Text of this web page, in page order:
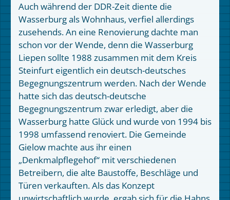
Auch während der DDR-Zeit diente die
Wasserburg als Wohnhaus, verfiel allerdings
zusehends. An eine Renovierung dachte man
schon vor der Wende, denn die Wasserburg
Liepen sollte 1988 zusammen mit dem Kreis
Steinfurt eigentlich ein deutsch-deutsches
Begegnungszentrum werden. Nach der Wende
hatte sich das deutsch-deutsche
Begegnungszentrum zwar erledigt, aber die
Wasserburg hatte Glück und wurde von 1994 bis
1998 umfassend renoviert. Die Gemeinde
Gielow machte aus ihr einen
„Denkmalpflegehof“ mit verschiedenen
Betreibern, die alte Baustoffe, Beschläge und
Türen verkauften. Als das Konzept